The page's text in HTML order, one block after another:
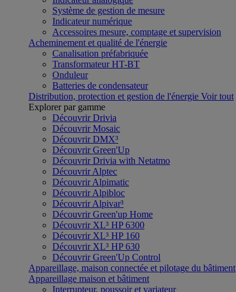
Système de gestion de mesure
Indicateur numérique
Accessoires mesure, comptage et supervision
Acheminement et qualité de l'énergie
Canalisation préfabriquée
Transformateur HT-BT
Onduleur
Batteries de condensateur
Distribution, protection et gestion de l'énergie Voir tout
Explorer par gamme
Découvrir Drivia
Découvrir Mosaic
Découvrir DMX³
Découvrir Green'Up
Découvrir Drivia with Netatmo
Découvrir Alptec
Découvrir Alpimatic
Découvrir Alpibloc
Découvrir Alpivar³
Découvrir Green'up Home
Découvrir XL³ HP 6300
Découvrir XL³ HP 160
Découvrir XL³ HP 630
Découvrir Green'Up Control
Appareillage, maison connectée et pilotage du bâtiment
Appareillage maison et bâtiment
Interrupteur, poussoir et variateur